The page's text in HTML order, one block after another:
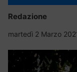
Redazione
martedì 2 Marzo